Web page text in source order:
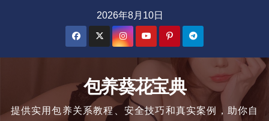
2026年8月10日
包养葵花宝典
提供实用包养关系教程、安全技巧和真实案例，助你自